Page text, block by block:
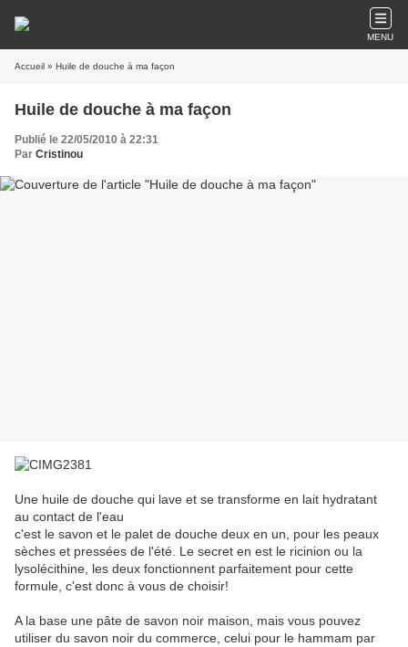
MENU
Accueil » Huile de douche à ma façon
Huile de douche à ma façon
Publié le 22/05/2010 à 22:31
Par Cristinou
Une huile de douche qui lave et se transforme en lait hydratant
au contact de l'eau
c'est le savon et le palet de douche deux en un, pour les peaux
sèches et pressées de l'été. Le secret en est le ricinion ou la
lysolécithine, les deux fonctionnent parfaitement pour cette
formule, c'est donc à vous de choisir!
A la base une pâte de savon noir maison, mais vous pouvez
utiliser du savon noir du commerce, celui pour le hammam par